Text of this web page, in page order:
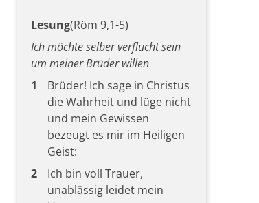
Lesung(Röm 9,1-5)
Ich möchte selber verflucht sein
um meiner Brüder willen
1
Brüder! Ich sage in Christus
die Wahrheit und lüge nicht
und mein Gewissen
bezeugt es mir im Heiligen
Geist:
2
Ich bin voll Trauer,
unablässig leidet mein